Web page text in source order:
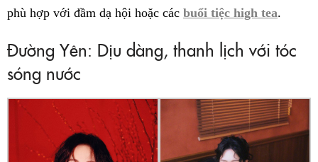
phù hợp với đầm dạ hội hoặc các buổi tiệc high tea.
Đường Yên: Dịu dàng, thanh lịch với tóc
sóng nước